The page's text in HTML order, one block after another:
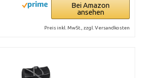
Bei Amazon
ansehen
Preis inkl. MwSt., zzgl. Versandkosten